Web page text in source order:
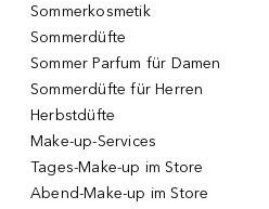
Sommerkosmetik
Sommerdüfte
Sommer Parfum für Damen
Sommerdüfte für Herren
Herbstdüfte
Make-up-Services
Tages-Make-up im Store
Abend-Make-up im Store